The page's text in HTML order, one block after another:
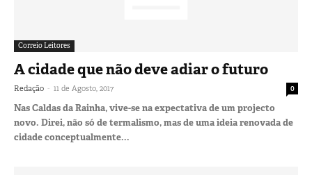
Correio Leitores
A cidade que não deve adiar o futuro
Redação - 11 de Agosto, 2017 0
Nas Caldas da Rainha, vive-se na expectativa de um projecto
novo. Direi, não só de termalismo, mas de uma ideia renovada de
cidade conceptualmente...